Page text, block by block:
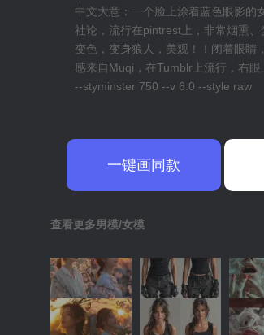
中文大意：一个脸上涂着蓝色眼影的
社论，流行在pintrest上，非常烟熏
变色，变身狼人，美观！！闭着眼睛
感来自Muqi，在Tumblr上流行，右
--styminster 750 --v 6.0 --style raw
一键画同款
查看更多男模/女模